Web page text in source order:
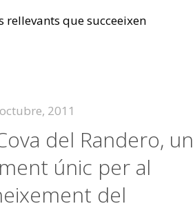
que succeeixen
2011
del Randero, un
únic per al
del